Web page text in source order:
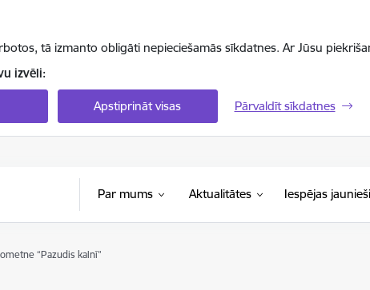
tā izmanto obligāti nepieciešamās sīkdatnes. Ar Jūsu
izvēli:
Apstiprināt visas Pārvaldīt sīkdatnes
Par mums Aktualitātes Iespējas
“Pazudis kalnī”